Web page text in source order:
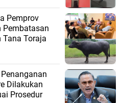
Pemprov
Pembatasan
Tana Toraja
Dilakukan
Prosedur